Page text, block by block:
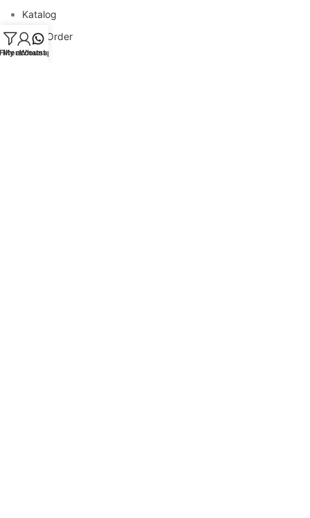
Katalog
Cara Order
Blog
My account
Whatsapp